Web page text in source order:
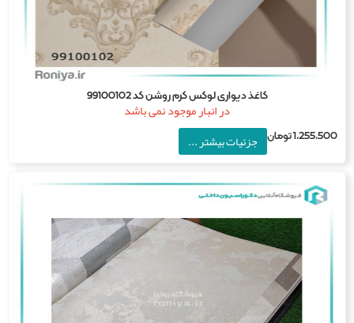
کاغذ دیواری لوکس کرم روشن کد 99100102
در انبار موجود نمی باشد
تومان جزئیات بیشتر ...